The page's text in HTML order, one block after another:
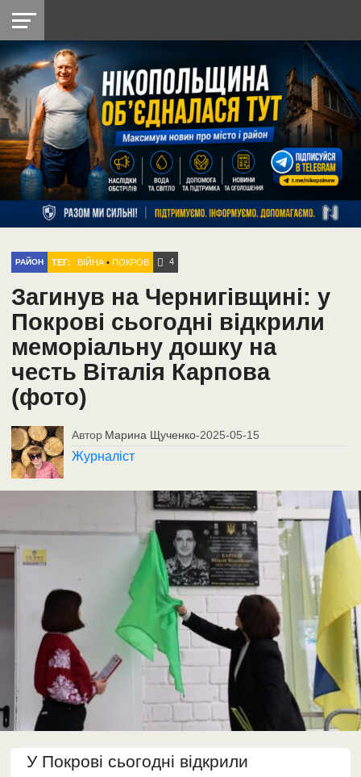
НІКОПОЛЬ
РАЙОН
СІЧЕСЛАВСЬКА
УКРАЇНА
РЕТРО
НІКОПОЛЬ
ЛАЙТ
УКРАЇНА
ДОПОМОГА
РАДІО
РАЙОН ТЕГ: ВІЙНА •ПОКРОВ 4
Загинув на Чернигівщині: у
Покрові сьогодні відкрили
меморіальну дошку на
честь Віталія Карпова
(фото)
Автор Марина Щученко-2025-05-15
Журналіст
У Покрові сьогодні відкрили